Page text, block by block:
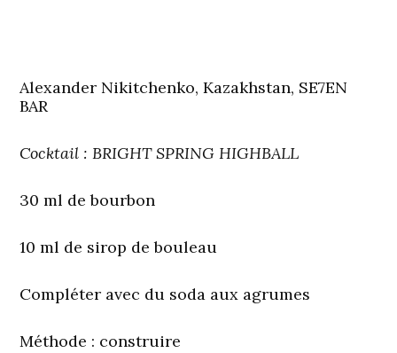
Alexander Nikitchenko, Kazakhstan, SE7EN
BAR
Cocktail : BRIGHT SPRING HIGHBALL
30 ml de bourbon
10 ml de sirop de bouleau
Compléter avec du soda aux agrumes
Méthode : construire